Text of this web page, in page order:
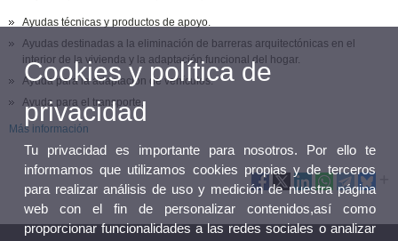
Ayudas técnicas y productos de apoyo.
Ayudas destinadas a la eliminación de barreras arquitectónicas en el
interior de la vivienda y la adaptación funcional del hogar.
Ayuda para la adaptación de vehículos.
Ayuda para el transporte.
Más información
Cookies y política de
privacidad
Tu privacidad es importante para nosotros. Por ello te
informamos que utilizamos cookies propias y de terceros
para realizar análisis de uso y medición de nuestra página
web con el fin de personalizar contenidos,así como
proporcionar funcionalidades a las redes sociales o analizar